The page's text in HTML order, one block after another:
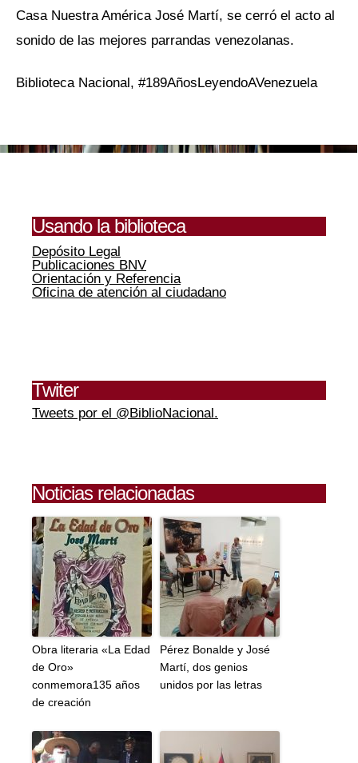
Casa Nuestra América José Martí, se cerró el acto al
sonido de las mejores parrandas venezolanas.
Biblioteca Nacional, #189AñosLeyendoAVenezuela
Usando la biblioteca
Depósito Legal
Publicaciones BNV
Orientación y Referencia
Oficina de atención al ciudadano
Twiter
Tweets por el @BiblioNacional.
Noticias relacionadas
Obra literaria «La Edad
de Oro»
conmemora135 años
de creación
Pérez Bonalde y José
Martí, dos genios
unidos por las letras